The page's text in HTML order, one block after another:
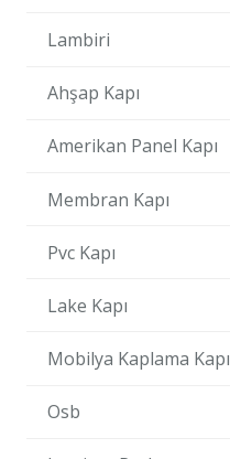
Lambiri
Ahşap Kapı
Amerikan Panel Kapı
Membran Kapı
Pvc Kapı
Lake Kapı
Mobilya Kaplama Kapı
Osb